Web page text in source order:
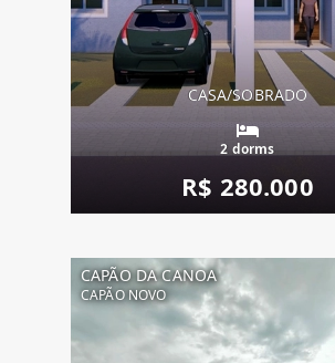
CASA/SOBRADO
2 dorms
R$ 280.000
CAPÃO DA CANOA
CAPÃO NOVO